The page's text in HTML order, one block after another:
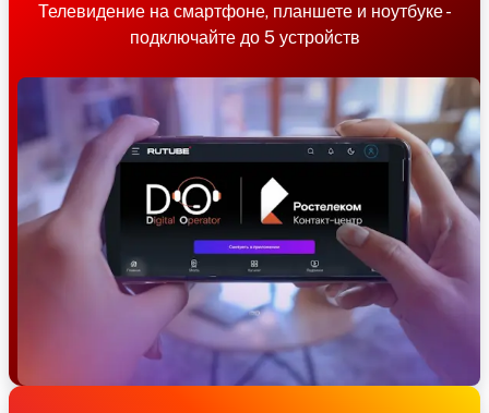
Телевидение на смартфоне, планшете и ноутбуке -
подключайте до 5 устройств